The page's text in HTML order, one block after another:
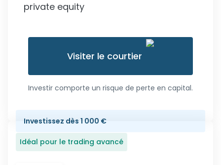
private equity
Visiter le courtier
Investir comporte un risque de perte en capital.
Investissez dès 1 000 €
Idéal pour le trading avancé